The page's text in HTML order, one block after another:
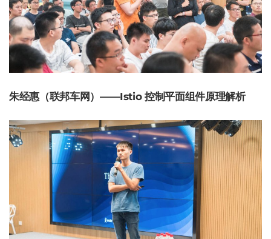
朱经惠（联邦车网）——Istio 控制平面组件原理解析